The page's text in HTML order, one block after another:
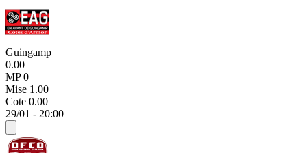
Guingamp
0.00
MP 0
Mise 1.00
Cote 0.00
29/01 - 20:00